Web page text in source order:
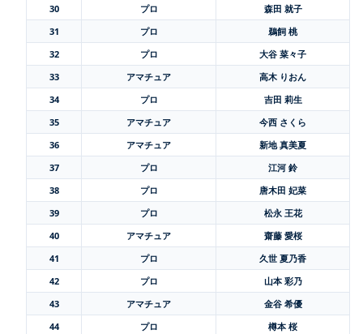
30
プロ
森田 就子
31
プロ
鵜飼 桃
32
プロ
大谷 菜々子
33
アマチュア
高木 りおん
34
プロ
吉田 莉生
35
アマチュア
今西 さくら
36
アマチュア
新地 真美夏
37
プロ
江河 鈴
38
プロ
唐木田 妃菜
39
プロ
松永 王花
40
アマチュア
齋藤 愛桜
41
プロ
久世 夏乃香
42
プロ
山本 彩乃
43
アマチュア
金谷 希優
44
プロ
樽本 桜